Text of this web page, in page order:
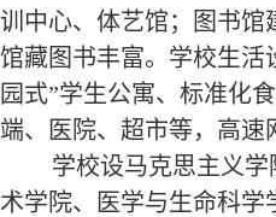
训中心、体艺馆；
图书馆
馆藏图书丰富。学校生活
园式”学生公寓、标准化
端、医院、超市等，高速
学校设马克思主义
术学院、医学与生命科学